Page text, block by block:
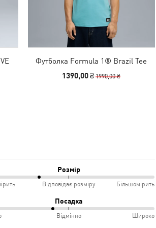
Футболка Formula 1® Brazil Tee
1390,00 ₴1990,00 ₴
Розмір
Відповідає розміру Більшомірить
Посадка
Відмінно Широко